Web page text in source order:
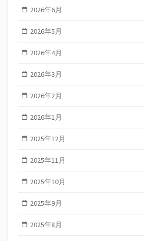
2026年6月
2026年5月
2026年4月
2026年3月
2026年2月
2026年1月
2025年12月
2025年11月
2025年10月
2025年9月
2025年8月